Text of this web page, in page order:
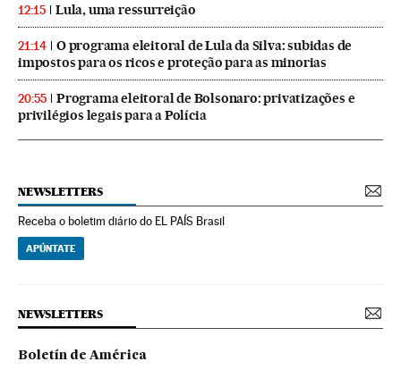
12:15 Lula, uma ressurreição
21:14
O programa eleitoral de Lula da Silva: subidas de
impostos para os ricos e proteção para as minorias
20:55
Programa eleitoral de Bolsonaro: privatizações e
privilégios legais para a Polícia
NEWSLETTERS
Receba o boletim diário do EL PAÍS Brasil
APÚNTATE
NEWSLETTERS
Boletín de América